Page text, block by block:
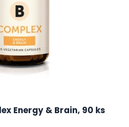
Energy & Brain, 90 ks